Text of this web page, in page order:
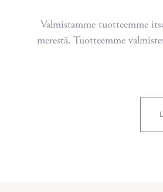
Valmistamme tuotteemme
merestä. Tuotteemme